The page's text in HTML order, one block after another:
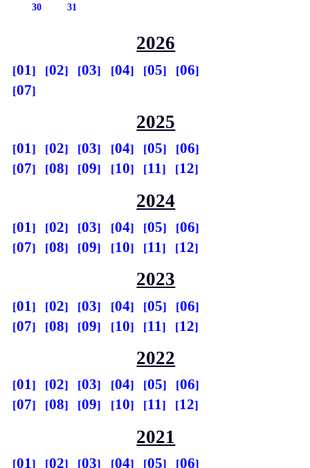
30 31
2026
01 02 03 04 05
06
07
2025
01 02 03 04 05
06
07
08 09 10 11 12
2024
01 02 03 04 05
06
07
08 09 10 11 12
2023
01 02 03 04 05
06
07
08 09 10 11 12
2022
01 02 03 04 05
06
07
08 09 10 11 12
2021
01 02 03 04 05 06